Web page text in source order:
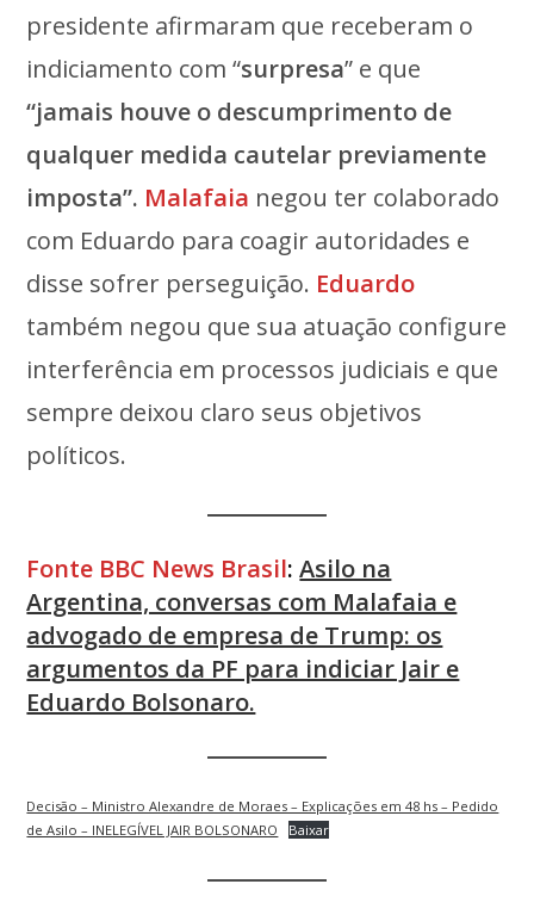
presidente afirmaram que receberam o
indiciamento com “surpresa” e que
“jamais houve o descumprimento de
qualquer medida cautelar previamente
imposta”. Malafaia negou ter colaborado
com Eduardo para coagir autoridades e
disse sofrer perseguição. Eduardo
também negou que sua atuação configure
interferência em processos judiciais e que
sempre deixou claro seus objetivos
políticos.
Fonte BBC News Brasil:Asilo na
Argentina, conversas com Malafaia e
advogado de empresa de Trump: os
argumentos da PF para indiciar Jair e
Eduardo Bolsonaro.
Decisão – Ministro Alexandre de Moraes – Explicações em 48 hs – Pedido
de Asilo – INELEGÍVEL JAIR BOLSONARO
Baixar